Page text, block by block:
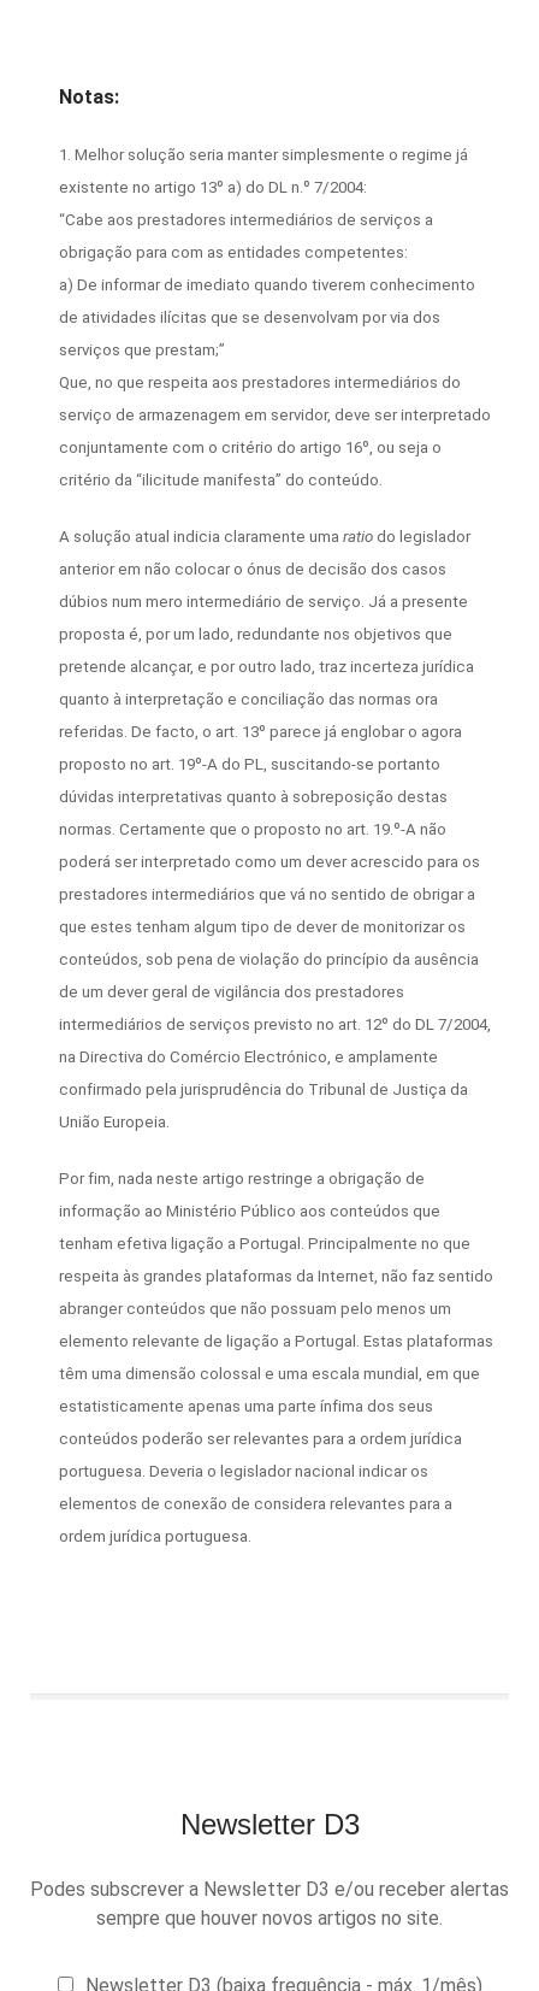
Notas:
1. Melhor solução seria manter simplesmente o regime já
existente no artigo 13º a) do DL n.º 7/2004:
“Cabe aos prestadores intermediários de serviços a
obrigação para com as entidades competentes:
a) De informar de imediato quando tiverem conhecimento
de atividades ilícitas que se desenvolvam por via dos
serviços que prestam;”
Que, no que respeita aos prestadores intermediários do
serviço de armazenagem em servidor, deve ser interpretado
conjuntamente com o critério do artigo 16º, ou seja o
critério da “ilicitude manifesta” do conteúdo.
A solução atual indicia claramente uma ratio do legislador
anterior em não colocar o ónus de decisão dos casos
dúbios num mero intermediário de serviço. Já a presente
proposta é, por um lado, redundante nos objetivos que
pretende alcançar, e por outro lado, traz incerteza jurídica
quanto à interpretação e conciliação das normas ora
referidas. De facto, o art. 13º parece já englobar o agora
proposto no art. 19º-A do PL, suscitando-se portanto
dúvidas interpretativas quanto à sobreposição destas
normas. Certamente que o proposto no art. 19.º-A não
poderá ser interpretado como um dever acrescido para os
prestadores intermediários que vá no sentido de obrigar a
que estes tenham algum tipo de dever de monitorizar os
conteúdos, sob pena de violação do princípio da ausência
de um dever geral de vigilância dos prestadores
intermediários de serviços previsto no art. 12º do DL 7/2004,
na Directiva do Comércio Electrónico, e amplamente
confirmado pela jurisprudência do Tribunal de Justiça da
União Europeia.
Por fim, nada neste artigo restringe a obrigação de
informação ao Ministério Público aos conteúdos que
tenham efetiva ligação a Portugal. Principalmente no que
respeita às grandes plataformas da Internet, não faz sentido
abranger conteúdos que não possuam pelo menos um
elemento relevante de ligação a Portugal. Estas plataformas
têm uma dimensão colossal e uma escala mundial, em que
estatisticamente apenas uma parte ínfima dos seus
conteúdos poderão ser relevantes para a ordem jurídica
portuguesa. Deveria o legislador nacional indicar os
elementos de conexão de considera relevantes para a
ordem jurídica portuguesa.
Newsletter D3
Podes subscrever a Newsletter D3 e/ou receber alertas
sempre que houver novos artigos no site.
Newsletter D3 (baixa frequência - máx. 1/mês)